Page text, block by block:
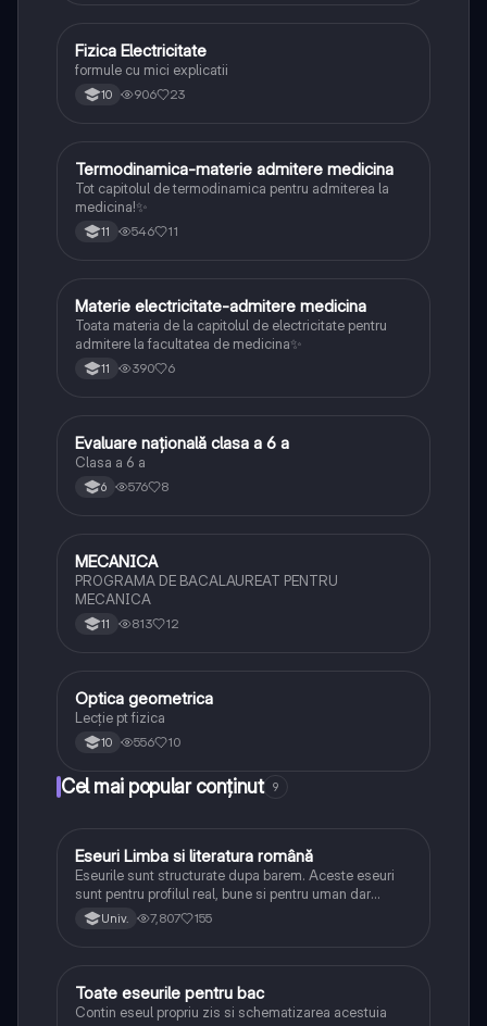
Fizică
Fizica Electricitate
formule cu mici explicatii
10 906 23
Fizică
Termodinamica-materie admitere medicina
Tot capitolul de termodinamica pentru admiterea la
medicina!✨
11 546 11
Fizică
Materie electricitate-admitere medicina
Toata materia de la capitolul de electricitate pentru
admitere la facultatea de medicina✨
11 390 6
Matematică
Evaluare națională clasa a 6 a
Clasa a 6 a
6 576 8
Fizică
MECANICA
PROGRAMA DE BACALAUREAT PENTRU
MECANICA
11 813 12
Fizică
Optica geometrica
Lecție pt fizica
10 556 10
Cel mai popular conținut 9
Limba și literatura română
Eseuri Limba si literatura română
Eseurile sunt structurate dupa barem. Aceste eseuri
sunt pentru profilul real, bune si pentru uman dar
lipsesc relatiile dintre personaje si caracrerizarile.
Univ. 7,807 155
Limba și literatura română
Toate eseurile pentru bac
Contin eseul propriu zis si schematizarea acestuia